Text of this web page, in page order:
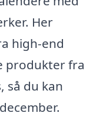
Her
high-end
produkter fra
så du kan